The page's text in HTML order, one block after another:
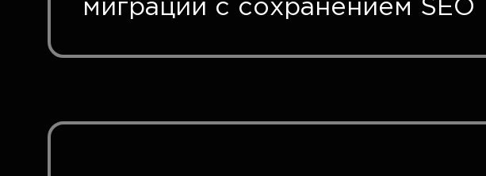
миграции с сохранением SEO